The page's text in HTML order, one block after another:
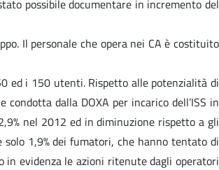
possibile documentare in incremento del
Il personale che opera nei CA è costituito
ed i 150 utenti. Rispetto alle potenzialità di
dalla DOXA per incarico dell’ISS in
nel 2012 ed in diminuzione rispetto a gli
1,9% dei fumatori, che hanno tentato di
in evidenza le azioni ritenute dagli operatori